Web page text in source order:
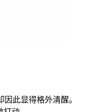
此显得格外清醒。